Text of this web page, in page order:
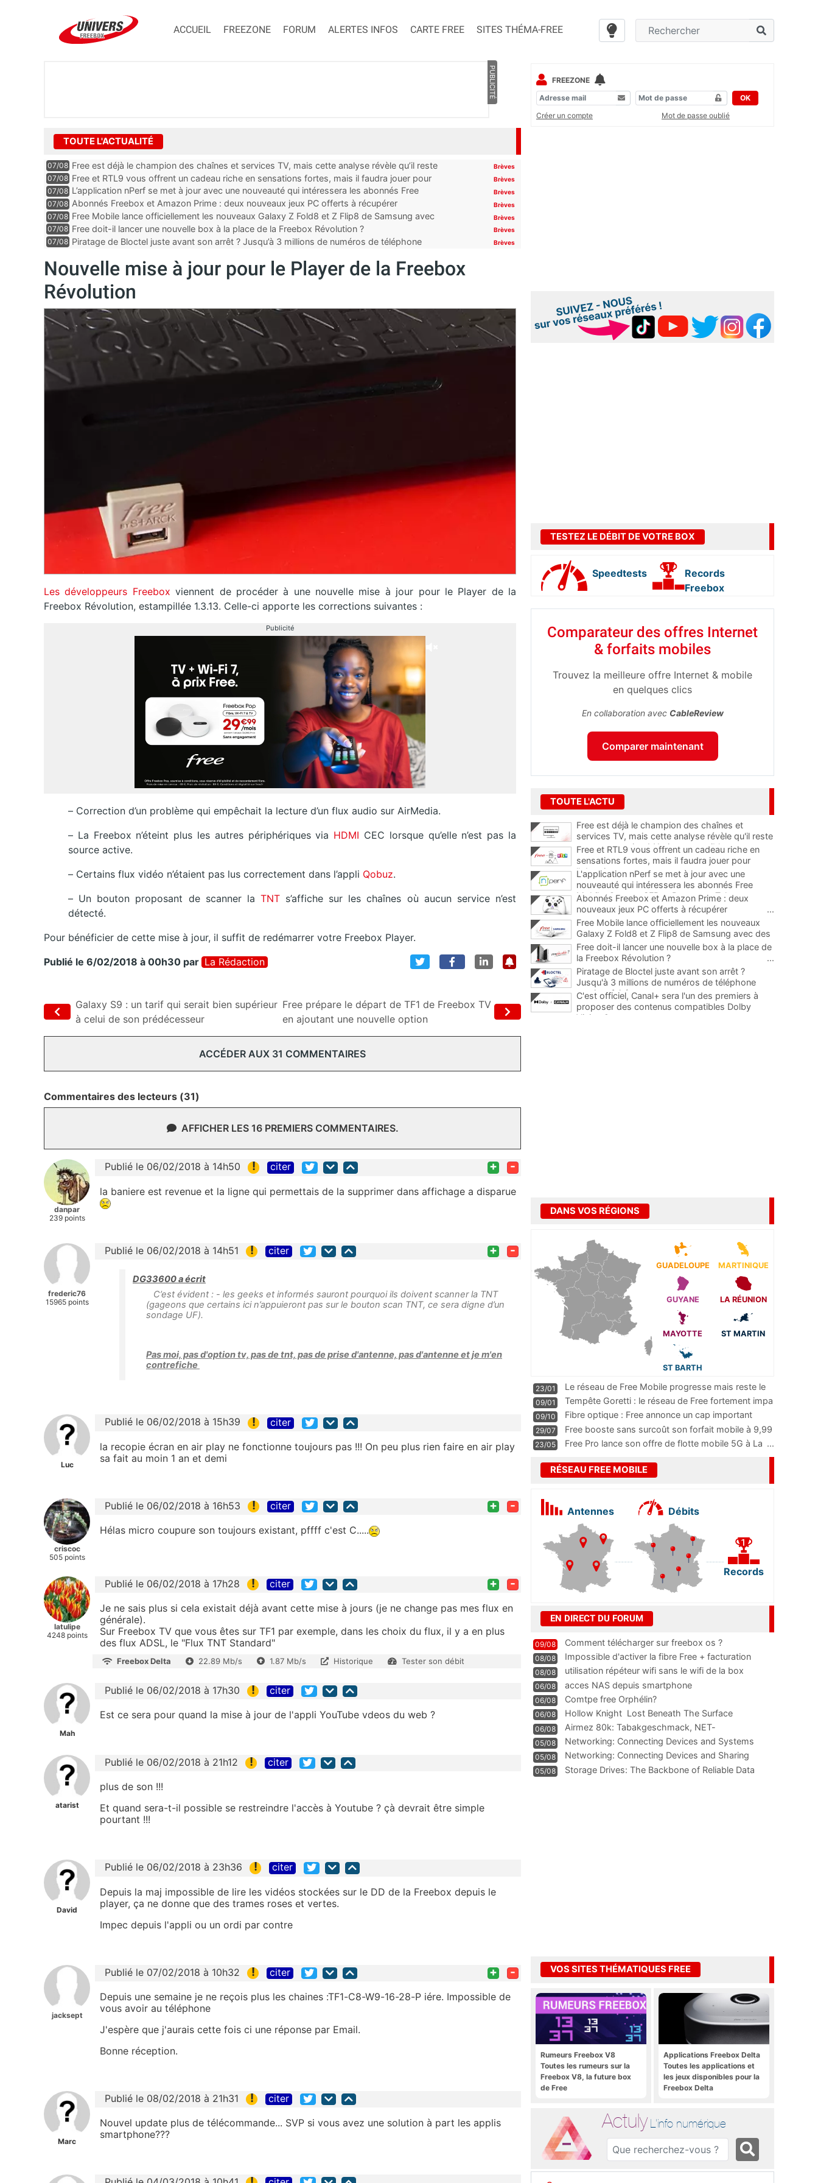
ACCUEIL FREEZONE FORUM ALERTES INFOS CARTE FREE SITES THÉMA-FREE
PUBLICITÉ
TOUTE L'ACTUALITÉ
07/08 Free est déjà le champion des chaînes et services TV, mais cette analyse révèle qu’il reste
encore au moin...
Brèves
07/08 Free et RTL9 vous offrent un cadeau riche en sensations fortes, mais il faudra jouer pour
l’obtenir
Brèves
07/08 L’application nPerf se met à jour avec une nouveauté qui intéressera les abonnés Free
Mobile, Orange, SFR ...
Brèves
07/08 Abonnés Freebox et Amazon Prime : deux nouveaux jeux PC offerts à récupérer Brèves
07/08 Free Mobile lance officiellement les nouveaux Galaxy Z Fold8 et Z Flip8 de Samsung avec
des promos et des cadeaux
Brèves
07/08 Free doit-il lancer une nouvelle box à la place de la Freebox Révolution ? Brèves
07/08 Piratage de Bloctel juste avant son arrêt ? Jusqu’à 3 millions de numéros de téléphone
Brèves
Nouvelle mise à jour pour le Player de la Freebox
Révolution
Les développeurs Freebox viennent de procéder à une nouvelle mise à jour pour le Player de la
Freebox Révolution, estampillée 1.3.13. Celle-ci apporte les corrections suivantes :
Publicité
– Correction d’un problème qui empêchait la lecture d’un flux audio sur AirMedia.
– La Freebox n’éteint plus les autres périphériques via HDMI CEC lorsque qu’elle n’est pas la
source active.
– Certains flux vidéo n’étaient pas lus correctement dans l’appli Qobuz.
– Un bouton proposant de scanner la TNT s’affiche sur les chaînes où aucun service n’est
détecté.
Pour bénéficier de cette mise à jour, il suffit de redémarrer votre Freebox Player.
Publié le 6/02/2018 à 00h30 par La Rédaction
Galaxy S9 : un tarif qui serait bien supérieur
à celui de son prédécesseur
Free prépare le départ de TF1 de Freebox TV
en ajoutant une nouvelle option
ACCÉDER AUX 31 COMMENTAIRES
Commentaires des lecteurs (31)
AFFICHER LES 16 PREMIERS COMMENTAIRES.
danpar
239 points
Publié le 06/02/2018 à 14h50 ! citer + -
la baniere est revenue et la ligne qui permettais de la supprimer dans affichage a disparue
frederic76
15965 points
Publié le 06/02/2018 à 14h51 ! citer + -
DG33600 a écrit
C’est évident : - les geeks et informés sauront pourquoi ils doivent scanner la TNT
(gageons que certains ici n’appuieront pas sur le bouton scan TNT, ce sera digne d’un
sondage UF).
Pas moi, pas d'option tv, pas de tnt, pas de prise d'antenne, pas d'antenne et je m'en
contrefiche
Luc
Publié le 06/02/2018 à 15h39 ! citer
la recopie écran en air play ne fonctionne toujours pas !!! On peu plus rien faire en air play
sa fait au moin 1 an et demi
criscoc
505 points
Publié le 06/02/2018 à 16h53 ! citer + -
Hélas micro coupure son toujours existant, pffff c'est C.....
latulipe
4248 points
Publié le 06/02/2018 à 17h28 ! citer + -
Je ne sais plus si cela existait déjà avant cette mise à jours (je ne change pas mes flux en
générale).
Sur Freebox TV que vous êtes sur TF1 par exemple, dans les choix du flux, il y a en plus
des flux ADSL, le "Flux TNT Standard"
Freebox Delta 22.89 Mb/s 1.87 Mb/s Historique Tester son débit
Mah
Publié le 06/02/2018 à 17h30 ! citer
Est ce sera pour quand la mise à jour de l'appli YouTube vdeos du web ?
atarist
Publié le 06/02/2018 à 21h12 ! citer
plus de son !!!
Et quand sera-t-il possible se restreindre l'accès à Youtube ? çà devrait être simple
pourtant !!!
David
Publié le 06/02/2018 à 23h36 ! citer
Depuis la maj impossible de lire les vidéos stockées sur le DD de la Freebox depuis le
player, ça ne donne que des trames roses et vertes.
Impec depuis l'appli ou un ordi par contre
jacksept
Publié le 07/02/2018 à 10h32 ! citer + -
Depuis une semaine je ne reçois plus les chaines :TF1-C8-W9-16-28-P iére. Impossible de
vous avoir au téléphone
J'espère que j'aurais cette fois ci une réponse par Email.
Bonne réception.
Marc
Publié le 08/02/2018 à 21h31 ! citer
Nouvel update plus de télécommande... SVP si vous avez une solution à part les applis
smartphone???
FREEZONE
OK
Créer un compte
Mot de passe oublié
TESTEZ LE DÉBIT DE VOTRE BOX
Speedtests
Records
Freebox
Comparateur des offres Internet
& forfaits mobiles
Trouvez la meilleure offre Internet & mobile
en quelques clics
En collaboration avec CableReview
Comparer maintenant
TOUTE L'ACTU
Free est déjà le champion des chaînes et
services TV, mais cette analyse révèle qu'il reste
encore au moins 141 ajouts possibles
Free et RTL9 vous offrent un cadeau riche en
sensations fortes, mais il faudra jouer pour
l'obtenir
L'application nPerf se met à jour avec une
nouveauté qui intéressera les abonnés Free
Mobile, Orange, SFR et Bouygues Telecom
Abonnés Freebox et Amazon Prime : deux
nouveaux jeux PC offerts à récupérer
...
Free Mobile lance officiellement les nouveaux
Galaxy Z Fold8 et Z Flip8 de Samsung avec des
promos et des cadeaux
...
Free doit-il lancer une nouvelle box à la place de
la Freebox Révolution ?
...
Piratage de Bloctel juste avant son arrêt ?
Jusqu'à 3 millions de numéros de téléphone
auraient fuité
C'est officiel, Canal+ sera l'un des premiers à
proposer des contenus compatibles Dolby
Vision 2
DANS VOS RÉGIONS
GUADELOUPE MARTINIQUE
GUYANE LA RÉUNION
MAYOTTE ST MARTIN
ST BARTH
23/01
Le réseau de Free Mobile progresse mais reste le
m
...
09/01
Tempête Goretti : le réseau de Free fortement impa
09/10
Fibre optique : Free annonce un cap important
pass
...
29/07
Free booste sans surcoût son forfait mobile à 9,99
23/05 Free Pro lance son offre de flotte mobile 5G à La ...
RÉSEAU FREE MOBILE
Antennes Débits
Records
EN DIRECT DU FORUM
09/08 Comment télécharger sur freebox os ?
08/08
Impossible d'activer la fibre Free + facturation
résiliation
08/08 utilisation répéteur wifi sans le wifi de la box
06/08 acces NAS depuis smartphone
06/08 Comtpe free Orphélin?
06/08 Hollow Knight  Lost Beneath The Surface
06/08
Airmez 80k: Tabakgeschmack, NET-
Technologie und Leistung im
05/08 Networking: Connecting Devices and Systems
05/08
Networking: Connecting Devices and Sharing
Information
05/08
Storage Drives: The Backbone of Reliable Data
VOS SITES THÉMATIQUES FREE
Rumeurs Freebox V8
Toutes les rumeurs sur la
Freebox V8, la future box
de Free
Applications Freebox Delta
Toutes les applications et
les jeux disponibles pour la
Freebox Delta
Actuly L'info numérique